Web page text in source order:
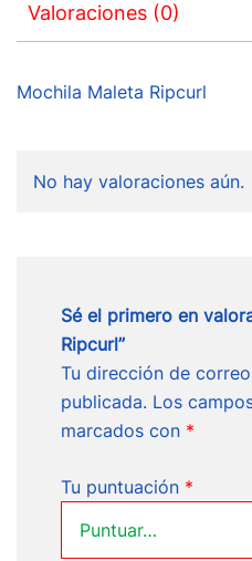
Valoraciones (0)
Mochila Maleta Ripcurl
No hay valoraciones aún.
Sé el primero en
Ripcurl”
Tu dirección de
publicada. Los
marcados con *
Tu puntuación *